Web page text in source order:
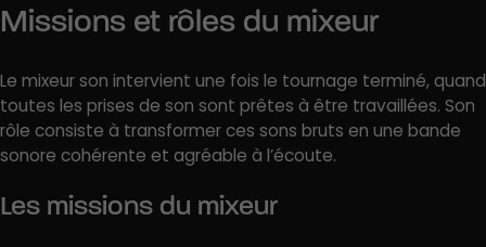
Missions et rôles du mixeur
Le mixeur son intervient une fois le tournage terminé, quand
toutes les prises de son sont prêtes à être travaillées. Son
rôle consiste à transformer ces sons bruts en une bande
sonore cohérente et agréable à l’écoute.
Les missions du mixeur